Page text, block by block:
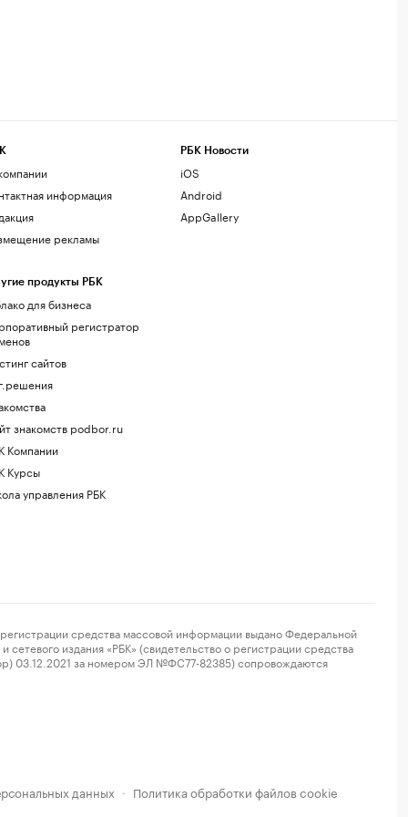
информация
рекламы
продукты РБК
для бизнеса
регистратор
сайтов
знакомств podbor.ru
Компании
Курсы
управления РБК
РБК Новости
iOS
Android
AppGallery
средства массовой информации выдано Федеральной
издания «РБК» (свидетельство о регистрации средства
03.12.2021 за номером ЭЛ №ФС77-82385) сопровождаются
данных · Политика обработки файлов cookie